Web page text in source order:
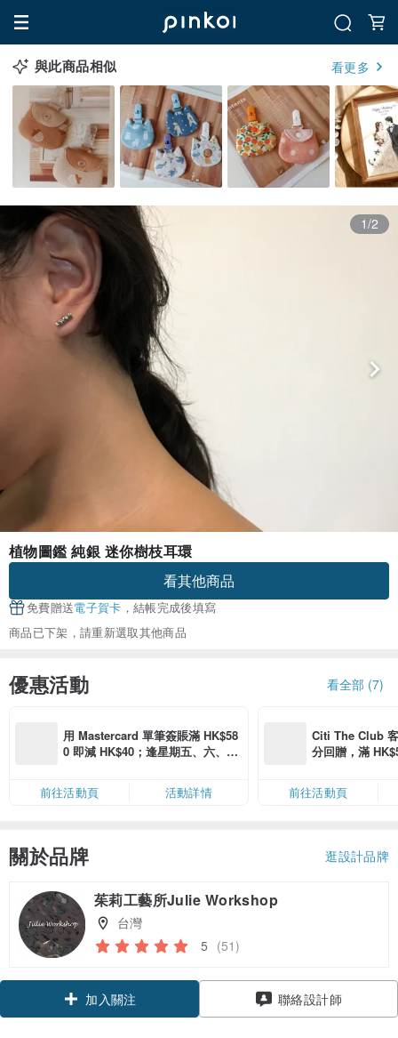
與此商品相似 看更多
1/2
植物圖鑑 純銀 迷你樹枝耳環
看其他商品
免費贈送電子賀卡 ，結帳完成後填寫
商品已下架，請重新選取其他商品
優惠活動 看全部 (7)
用 Mastercard 單筆簽賬滿 HK$58
0 即減 HK$40；逢星期五、六、日
限，額滿即止，僅限「常用信用
卡」結帳）
前往活動頁 活動詳情
Citi The Club
分回贈，滿
前往活動頁
關於品牌 逛設計品牌
茱莉工藝所Julie Workshop
台灣
5 (51)
加入關注
聯絡設計師